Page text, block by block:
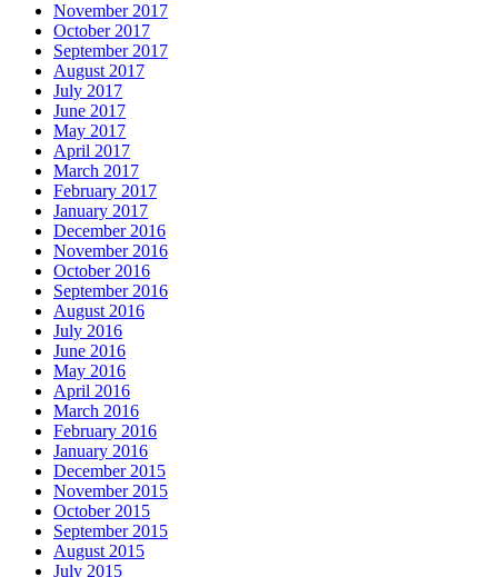
November 2017
October 2017
September 2017
August 2017
July 2017
June 2017
May 2017
April 2017
March 2017
February 2017
January 2017
December 2016
November 2016
October 2016
September 2016
August 2016
July 2016
June 2016
May 2016
April 2016
March 2016
February 2016
January 2016
December 2015
November 2015
October 2015
September 2015
August 2015
July 2015